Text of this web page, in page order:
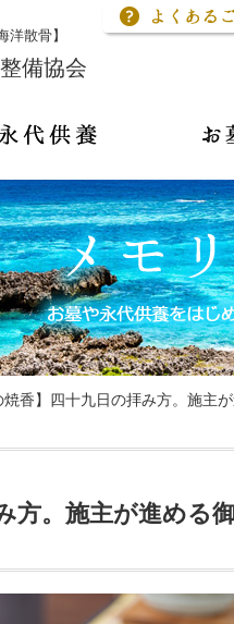
洋散骨】
備協会
焼香】四十九日の拝み方。施主
方。施主が進める